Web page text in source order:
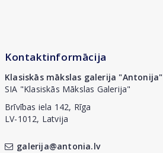
Kontaktinformācija
Klasiskās mākslas galerija "Antonija"
SIA "Klasiskās Mākslas Galerija"
Brīvības iela 142, Rīga
LV-1012, Latvija
galerija@antonia.lv